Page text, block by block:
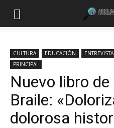
CULTURA EDUCACIÓN
PRINCIPAL
Nuevo libro
Braile:
dolorosa